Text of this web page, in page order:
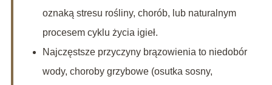
oznaką stresu rośliny, chorób, lub naturalnym
procesem cyklu życia igieł.
Najczęstsze przyczyny brązowienia to niedobór
wody, choroby grzybowe (osutka sosny,